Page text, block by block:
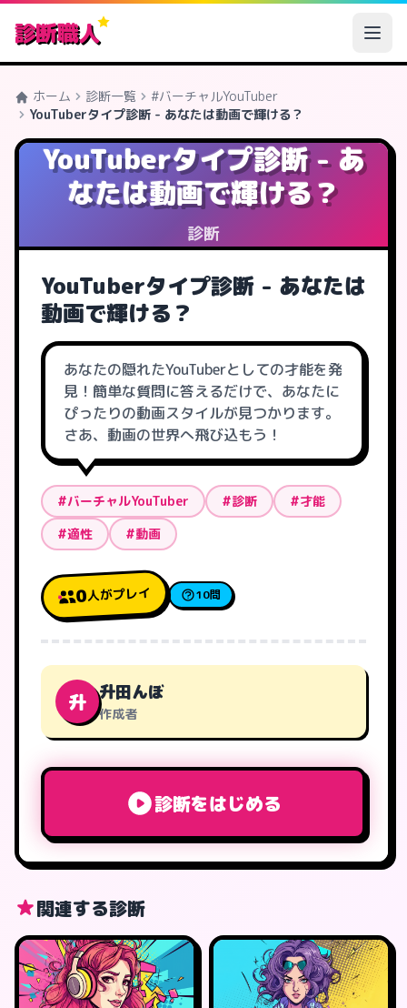
診断職人
ホーム 診断一覧
#バーチャルYouTuber
YouTuberタイプ診断 - あなたは動画で輝ける？
YouTuberタイプ診断 - あ
なたは動画で輝ける？
診断
YouTuberタイプ診断 - あなたは
動画で輝ける？
あなたの隠れたYouTuberとしての才能を発
見！簡単な質問に答えるだけで、あなたに
ぴったりの動画スタイルが見つかります。
さあ、動画の世界へ飛び込もう！
#バーチャルYouTuber #診断
#才能
#適性
#動画
0人がプレイ 10問
升 升田んぼ
作成者
診断をはじめる
関連する診断